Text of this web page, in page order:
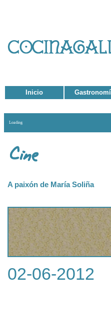
Inicio
Loading
A paixón de María Soliña
02-06-2012